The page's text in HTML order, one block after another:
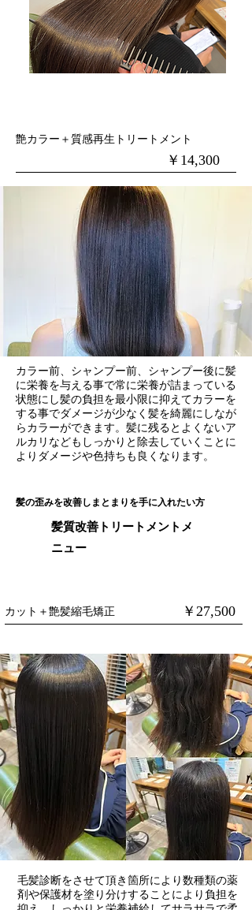
艶カラー＋質感再生トリートメント
​￥14,300
カラー前、シャンプー前、シャンプー後に髪
に栄養を与える事で常に栄養が詰まっている
状態にし髪の負担を最小限に抑えてカラーを
する事でダメージが少なく髪を綺麗にしなが
らカラーができます。髪に残るとよくないア
ルカリなどもしっかりと除去していくことに
よりダメージや色持ちも良くなります。
​髪の歪みを改善しまとまりを手に入れたい方
髪質改善トリートメントメ
ニュー
​カット＋艶髪縮毛矯正 ​￥27,500
毛髪診断をさせて頂き箇所により数種類の薬
剤や保護材を塗り分けすることにより負担を